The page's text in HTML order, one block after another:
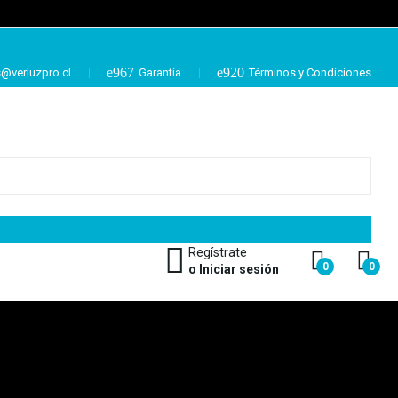
Garantía Términos y Condiciones
Regístrate
o Iniciar sesión
0 0